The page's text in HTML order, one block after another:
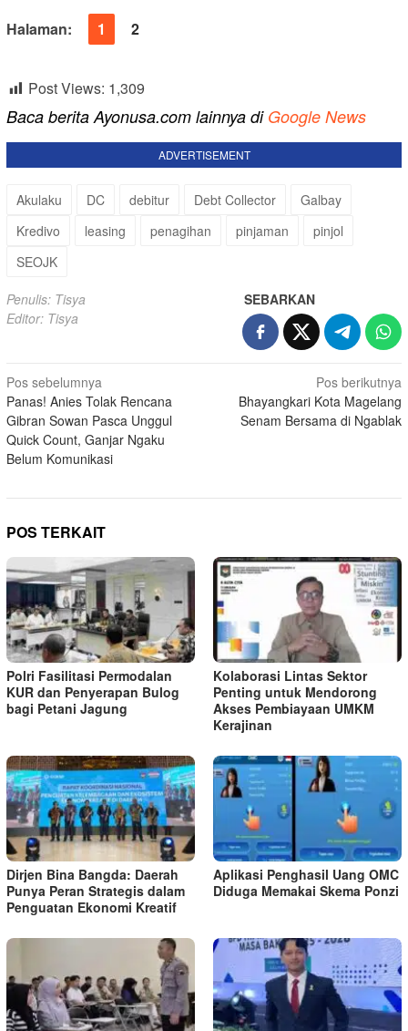
Halaman:
1 2
Post Views: 1,309
Baca berita Ayonusa.com lainnya di Google News
ADVERTISEMENT
Akulaku DC debitur Debt Collector
Galbay
Kredivo
leasing penagihan pinjaman
pinjol
SEOJK
Penulis: Tisya
Editor: Tisya
SEBARKAN
Navigasi
pos
Pos sebelumnya
Panas! Anies Tolak Rencana
Gibran Sowan Pasca Unggul
Quick Count, Ganjar Ngaku
Belum Komunikasi
Pos berikutnya
Bhayangkari Kota Magelang
Senam Bersama di Ngablak
POS TERKAIT
‎Polri Fasilitasi Permodalan
KUR dan Penyerapan Bulog
bagi Petani Jagung
Kolaborasi Lintas Sektor
Penting untuk Mendorong
Akses Pembiayaan UMKM
Kerajinan
Dirjen Bina Bangda: Daerah
Punya Peran Strategis dalam
Penguatan Ekonomi Kreatif
Aplikasi Penghasil Uang OMC
Diduga Memakai Skema Ponzi